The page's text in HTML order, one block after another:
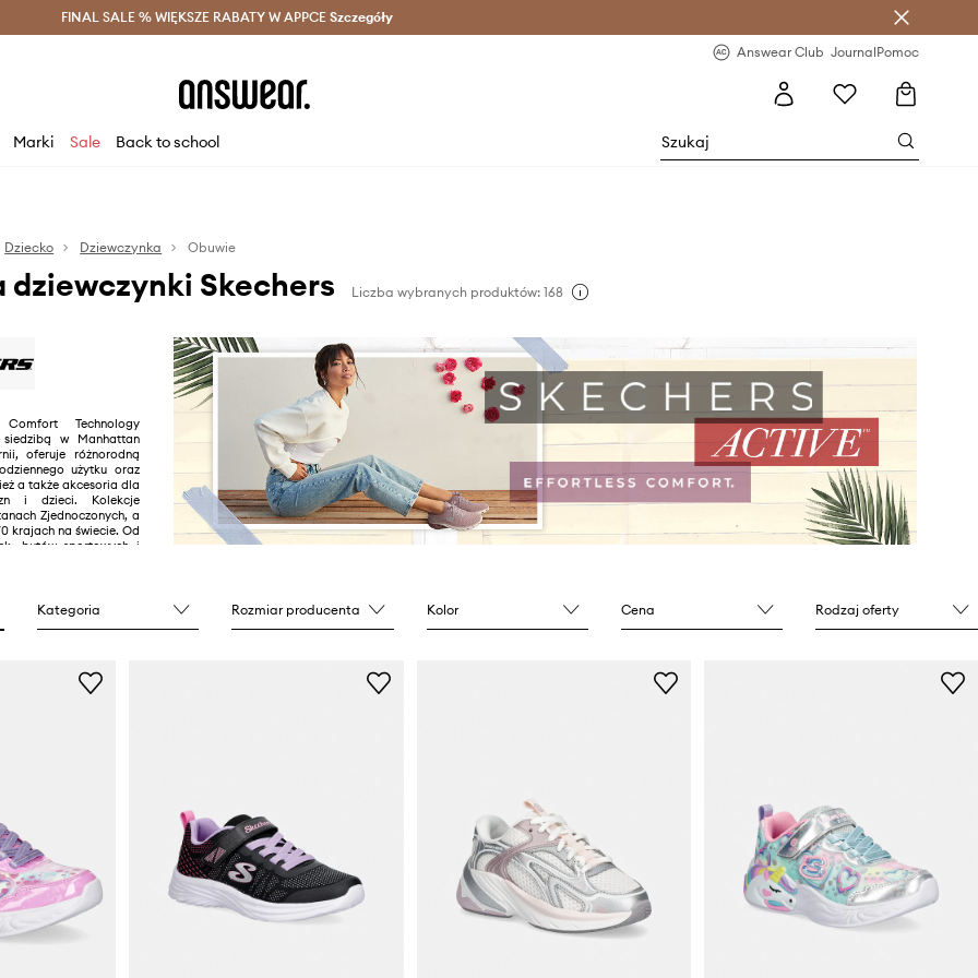
Oszczędzaj z Answear Club > Dostawa nawet w 24h >
FINAL SALE % WIĘKSZE RABATY W APPCE Szczegóły
Answear Club JournalPomoc
Marki Sale Back to school
Dziecko Dziewczynka Obuwie
dziewczynki Skechers Liczba wybranych produktów: 168
Comfort Technology
w Manhattan
oferuje różnorodną
użytku oraz
a także akcesoria dla
i dzieci. Kolekcje
Zjednoczonych, a
krajach na świecie. Od
butów sportowych i
potrzeb. Poczuj
dzięki wkładce
Kategoria Rozmiar producenta Kolor Cena Rodzaj oferty